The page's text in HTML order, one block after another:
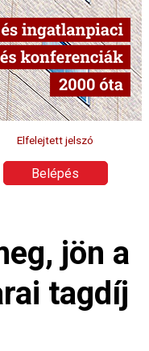
Elfelejtett jelszó
Belépés
jön a
tagdíj